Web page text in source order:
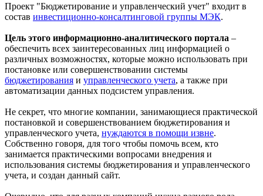
Проект "Бюджетирование и управленческий учет" входит в
состав инвестиционно-консалтинговой группы МЭК.
Цель этого информационно-аналитического портала –
обеспечить всех заинтересованных лиц информацией о
различных возможностях, которые можно использовать при
постановке или совершенствовании системы
бюджетирования и управленческого учета, а также при
автоматизации данных подсистем управления.
Не секрет, что многие компании, занимающиеся практической
постановкой и совершенствованием бюджетирования и
управленческого учета, нуждаются в помощи извне.
Собственно говоря, для того чтобы помочь всем, кто
занимается практическими вопросами внедрения и
использования системы бюджетирования и управленческого
учета, и создан данный сайт.